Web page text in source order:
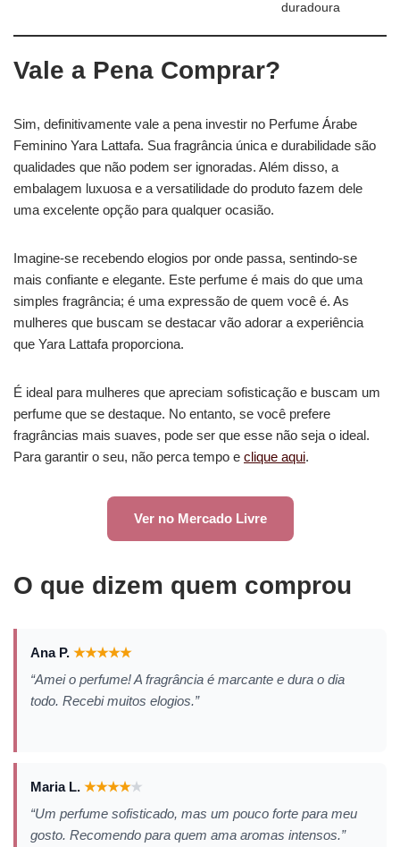
duradoura
Vale a Pena Comprar?
Sim, definitivamente vale a pena investir no Perfume Árabe
Feminino Yara Lattafa. Sua fragrância única e durabilidade são
qualidades que não podem ser ignoradas. Além disso, a
embalagem luxuosa e a versatilidade do produto fazem dele
uma excelente opção para qualquer ocasião.
Imagine-se recebendo elogios por onde passa, sentindo-se
mais confiante e elegante. Este perfume é mais do que uma
simples fragrância; é uma expressão de quem você é. As
mulheres que buscam se destacar vão adorar a experiência
que Yara Lattafa proporciona.
É ideal para mulheres que apreciam sofisticação e buscam um
perfume que se destaque. No entanto, se você prefere
fragrâncias mais suaves, pode ser que esse não seja o ideal.
Para garantir o seu, não perca tempo e clique aqui.
Ver no Mercado Livre
O que dizem quem comprou
Ana P. ★★★★★
“Amei o perfume! A fragrância é marcante e dura o dia
todo. Recebi muitos elogios.”
Maria L. ★★★★★
“Um perfume sofisticado, mas um pouco forte para meu
gosto. Recomendo para quem ama aromas intensos.”